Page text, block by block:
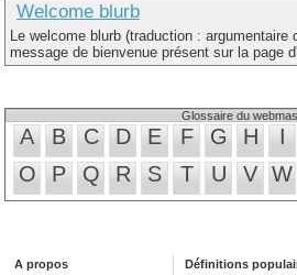
Welcome blurb
Le welcome blurb (traduction : argumentaire
message de bienvenue présent sur la page
Glossaire du
A B C D E F G H I
O
P Q R S T U V W
A propos
Définitions